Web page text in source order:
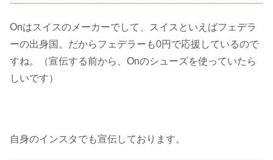
Onはスイスのメーカーでして、スイスといえばフェデラ
ーの出身国。だからフェデラーも0円で応援しているので
すね。（宣伝する前から、Onのシューズを使っていたら
しいです）
自身のインスタでも宣伝しております。